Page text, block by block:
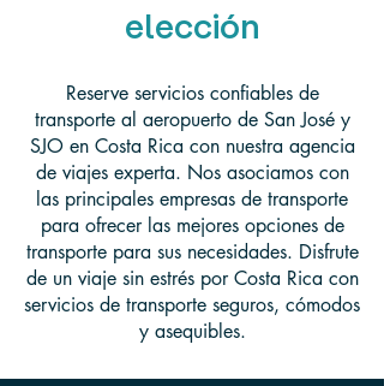
elección
Reserve servicios confiables de
transporte al aeropuerto de San José y
SJO en Costa Rica con nuestra agencia
de viajes experta. Nos asociamos con
las principales empresas de transporte
para ofrecer las mejores opciones de
transporte para sus necesidades. Disfrute
de un viaje sin estrés por Costa Rica con
servicios de transporte seguros, cómodos
y asequibles.